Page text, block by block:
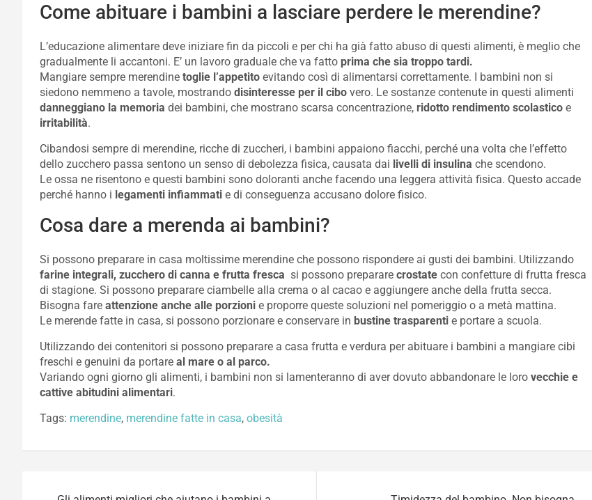
Come abituare i bambini a lasciare perdere le merendine?
L’educazione alimentare deve iniziare fin da piccoli e per chi ha già fatto abuso di questi alimenti, è meglio che
gradualmente li accantoni. E’ un lavoro graduale che va fatto prima che sia troppo tardi.
Mangiare sempre merendine toglie l’appetito evitando così di alimentarsi correttamente. I bambini non si
siedono nemmeno a tavole, mostrando disinteresse per il cibo vero. Le sostanze contenute in questi alimenti
danneggiano la memoria dei bambini, che mostrano scarsa concentrazione, ridotto rendimento scolastico e
irritabilità.
Cibandosi sempre di merendine, ricche di zuccheri, i bambini appaiono fiacchi, perché una volta che l’effetto
dello zucchero passa sentono un senso di debolezza fisica, causata dai livelli di insulina che scendono.
Le ossa ne risentono e questi bambini sono doloranti anche facendo una leggera attività fisica. Questo accade
perché hanno i legamenti infiammati e di conseguenza accusano dolore fisico.
Cosa dare a merenda ai bambini?
Si possono preparare in casa moltissime merendine che possono rispondere ai gusti dei bambini. Utilizzando
farine integrali, zucchero di canna e frutta fresca si possono preparare crostate con confetture di frutta fresca
di stagione. Si possono preparare ciambelle alla crema o al cacao e aggiungere anche della frutta secca.
Bisogna fare attenzione anche alle porzioni e proporre queste soluzioni nel pomeriggio o a metà mattina.
Le merende fatte in casa, si possono porzionare e conservare in bustine trasparenti e portare a scuola.
Utilizzando dei contenitori si possono preparare a casa frutta e verdura per abituare i bambini a mangiare cibi
freschi e genuini da portare al mare o al parco.
Variando ogni giorno gli alimenti, i bambini non si lamenteranno di aver dovuto abbandonare le loro vecchie e
cattive abitudini alimentari.
Tags: merendine, merendine fatte in casa, obesità